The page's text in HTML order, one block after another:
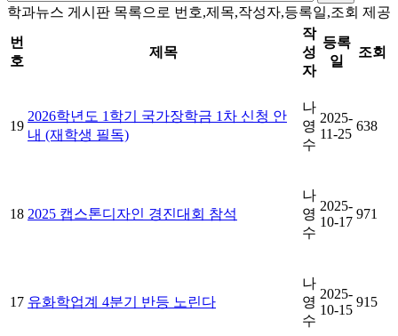
학과뉴스 게시판 목록으로 번호,제목,작성자,등록일,조회 제공
번
호
제목
작
성
자
등록
일
조회
19
2026학년도 1학기 국가장학금 1차 신청 안
내 (재학생 필독)
나
영
수
2025-
11-25
638
18 2025 캡스톤디자인 경진대회 참석
나
영
수
2025-
10-17
971
17 유화학업계 4분기 반등 노린다
나
영
수
2025-
10-15
915